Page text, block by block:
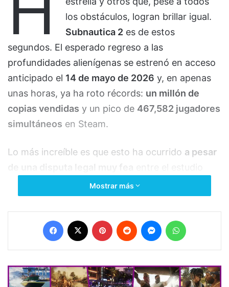
los obstáculos, logran brillar igual.
Subnautica 2 es de estos
segundos. El esperado regreso a las
profundidades alienígenas se estrenó en acceso
anticipado el 14 de mayo de 2026 y, en apenas
unas horas, ya ha roto récords: un millón de
copias vendidas y un pico de 467,582 jugadores
simultáneos en Steam.
Lo más increíble es que esto ha ocurrido a pesar
de una disputa legal muy fea
entre el estudio
Unknown Worlds Entertainment y su distribuidor
KRAFTON, que incluyó despidos de directivos y
denuncias por bonos impagados.
Pero los fans de la supervivencia submarina han
contamos todos los detalles de este lanzamiento
Mostrar más
Facebook Pinterest Reddit Messenger